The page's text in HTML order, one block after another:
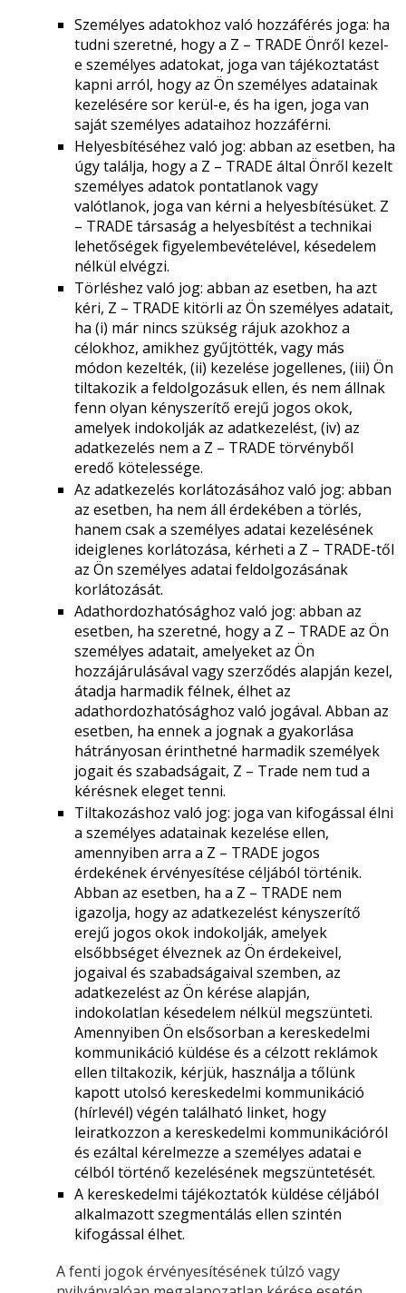
Személyes adatokhoz való hozzáférés joga: ha
tudni szeretné, hogy a Z – TRADE Önről kezel-
e személyes adatokat, joga van tájékoztatást
kapni arról, hogy az Ön személyes adatainak
kezelésére sor kerül-e, és ha igen, joga van
saját személyes adataihoz hozzáférni.
Helyesbítéséhez való jog: abban az esetben, ha
úgy találja, hogy a Z – TRADE által Önről kezelt
személyes adatok pontatlanok vagy
valótlanok, joga van kérni a helyesbítésüket. Z
– TRADE társaság a helyesbítést a technikai
lehetőségek figyelembevételével, késedelem
nélkül elvégzi.
Törléshez való jog: abban az esetben, ha azt
kéri, Z – TRADE kitörli az Ön személyes adatait,
ha (i) már nincs szükség rájuk azokhoz a
célokhoz, amikhez gyűjtötték, vagy más
módon kezelték, (ii) kezelése jogellenes, (iii) Ön
tiltakozik a feldolgozásuk ellen, és nem állnak
fenn olyan kényszerítő erejű jogos okok,
amelyek indokolják az adatkezelést, (iv) az
adatkezelés nem a Z – TRADE törvényből
eredő kötelessége.
Az adatkezelés korlátozásához való jog: abban
az esetben, ha nem áll érdekében a törlés,
hanem csak a személyes adatai kezelésének
ideiglenes korlátozása, kérheti a Z – TRADE-től
az Ön személyes adatai feldolgozásának
korlátozását.
Adathordozhatósághoz való jog: abban az
esetben, ha szeretné, hogy a Z – TRADE az Ön
személyes adatait, amelyeket az Ön
hozzájárulásával vagy szerződés alapján kezel,
átadja harmadik félnek, élhet az
adathordozhatósághoz való jogával. Abban az
esetben, ha ennek a jognak a gyakorlása
hátrányosan érinthetné harmadik személyek
jogait és szabadságait, Z – Trade nem tud a
kérésnek eleget tenni.
Tiltakozáshoz való jog: joga van kifogással élni
a személyes adatainak kezelése ellen,
amennyiben arra a Z – TRADE jogos
érdekének érvényesítése céljából történik.
Abban az esetben, ha a Z – TRADE nem
igazolja, hogy az adatkezelést kényszerítő
erejű jogos okok indokolják, amelyek
elsőbbséget élveznek az Ön érdekeivel,
jogaival és szabadságaival szemben, az
adatkezelést az Ön kérése alapján,
indokolatlan késedelem nélkül megszünteti.
Amennyiben Ön elsősorban a kereskedelmi
kommunikáció küldése és a célzott reklámok
ellen tiltakozik, kérjük, használja a tőlünk
kapott utolsó kereskedelmi kommunikáció
(hírlevél) végén található linket, hogy
leiratkozzon a kereskedelmi kommunikációról
és ezáltal kérelmezze a személyes adatai e
célból történő kezelésének megszüntetését.
A kereskedelmi tájékoztatók küldése céljából
alkalmazott szegmentálás ellen szintén
kifogással élhet.
A fenti jogok érvényesítésének túlzó vagy